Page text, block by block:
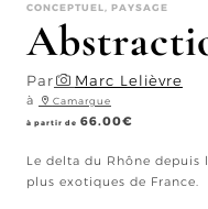
CONCEPTUEL, PAYSAGE
Par Marc Lelièvre
à Camargue
à partir de 66.00€
Le delta du Rhône depuis
plus exotiques de France.